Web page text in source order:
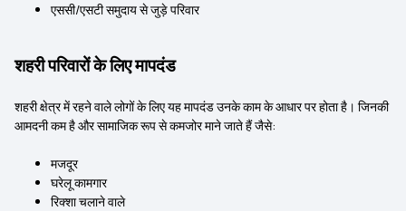
एससी/एसटी समुदाय से जुड़े परिवार
शहरी परिवारों के लिए मापदंड
शहरी क्षेत्र में रहने वाले लोगों के लिए यह मापदंड उनके काम के आधार पर होता है। जिनकी
आमदनी कम है और सामाजिक रूप से कमजोर माने जाते हैं जैसे:
मजदूर
घरेलू कामगार
रिक्शा चलाने वाले